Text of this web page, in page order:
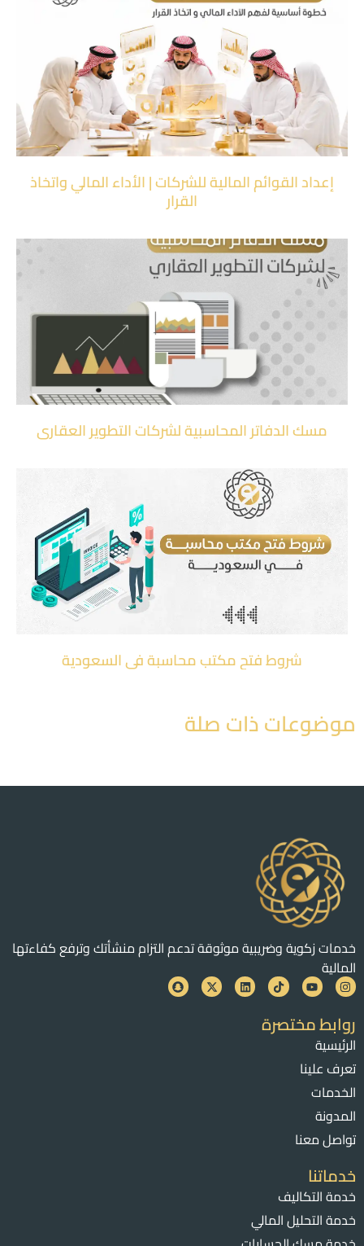
إعداد القوائم المالية للشركات | الأداء المالي واتخاذ
القرار
مسك الدفاتر المحاسبية لشركات التطوير العقاري
شروط فتح مكتب محاسبة في السعودية
موضوعات ذات صلة
خدمات زكوية وضريبية موثوقة تدعم التزام منشأتك وترفع كفاءتها
المالية
روابط مختصرة
الرئيسية
تعرف علينا
الخدمات
المدونة
تواصل معنا
خدماتنا
خدمة التكاليف
خدمة التحليل المالي